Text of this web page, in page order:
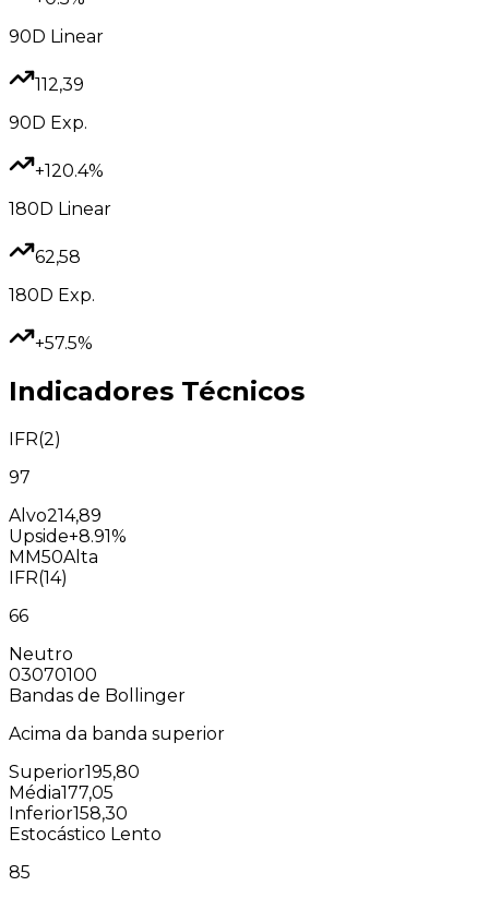
90D Linear
112,39
90D Exp.
+120.4%
180D Linear
62,58
180D Exp.
+57.5%
Indicadores Técnicos
IFR(2)
97
Alvo214,89
Upside+8.91%
MM50Alta
IFR(14)
66
Neutro
03070100
Bandas de Bollinger
Acima da banda superior
Superior195,80
Média177,05
Inferior158,30
Estocástico Lento
85